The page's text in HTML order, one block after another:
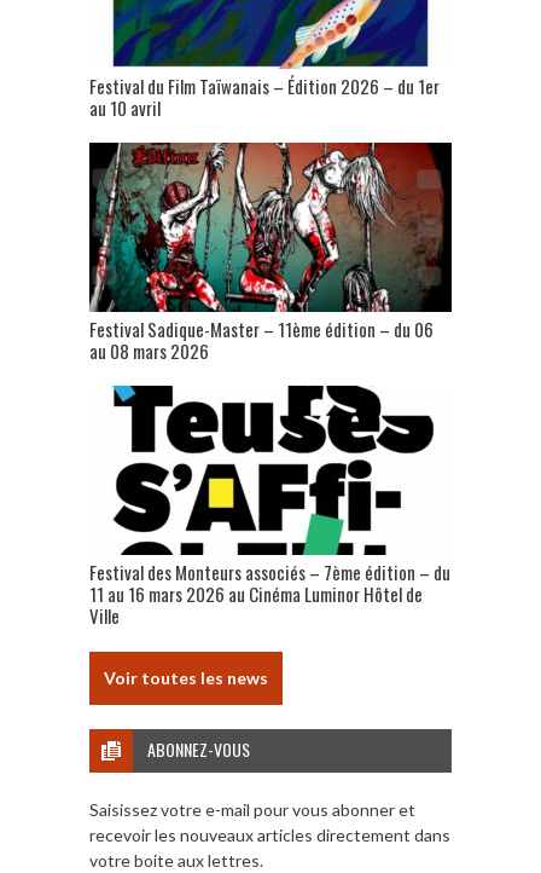
Festival du Film Taïwanais – Édition 2026 – du 1er
au 10 avril
Festival Sadique-Master – 11ème édition – du 06
au 08 mars 2026
Festival des Monteurs associés – 7ème édition – du
11 au 16 mars 2026 au Cinéma Luminor Hôtel de
Ville
Voir toutes les news
ABONNEZ-VOUS
Saisissez votre e-mail pour vous abonner et
recevoir les nouveaux articles directement dans
votre boite aux lettres.